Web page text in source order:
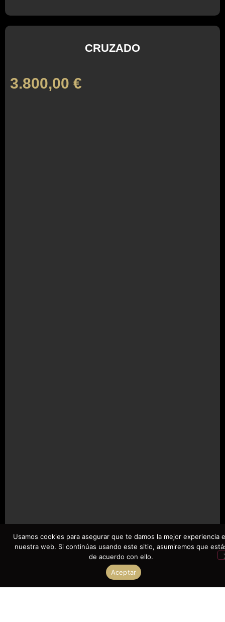
CRUZADO
3.800,00 €
Usamos cookies para asegurar que te damos la mejor experiencia
nuestra web. Si continúas usando este sitio, asumiremos que
de acuerdo con ello.
Aceptar